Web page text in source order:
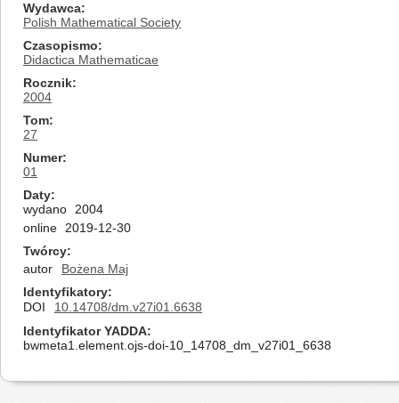
Wydawca
Polish Mathematical Society
Czasopismo
Didactica Mathematicae
Rocznik
2004
Tom
27
Numer
01
Daty
wydano
2004
online
2019-12-30
Twórcy
autor
Bożena Maj
Identyfikatory
DOI
10.14708/dm.v27i01.6638
Identyfikator YADDA
bwmeta1.element.ojs-doi-10_14708_dm_v27i01_6638